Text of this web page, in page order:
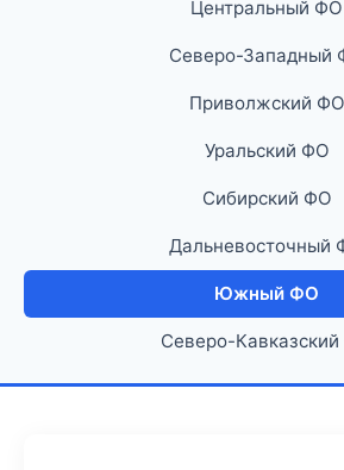
Центральный ФО
Северо-Западный
Приволжский ФО
Уральский ФО
Сибирский ФО
Дальневосточный
Южный ФО
Северо-